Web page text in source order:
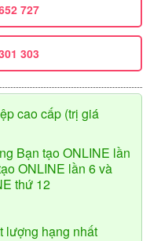
727
303
cao cấp (trị giá
Bạn tạo ONLINE lần
ONLINE lần 6 và
thứ 12
lượng hạng nhất